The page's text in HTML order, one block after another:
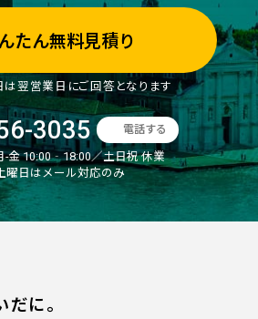
たん無料見積り
翌営業日にご回答となります
3035 電話する
-金 10:00‐18:00／土日祝 休業
日はメール対応のみ
に。